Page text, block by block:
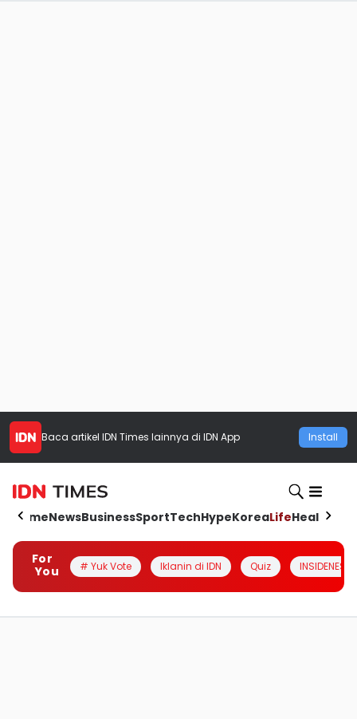
Baca artikel IDN Times lainnya di IDN App Install
HomeNewsBusinessSportTechHypeKoreaLifeHealth
For
You
# Yuk Vote Iklanin di IDN Quiz INSIDENESIA